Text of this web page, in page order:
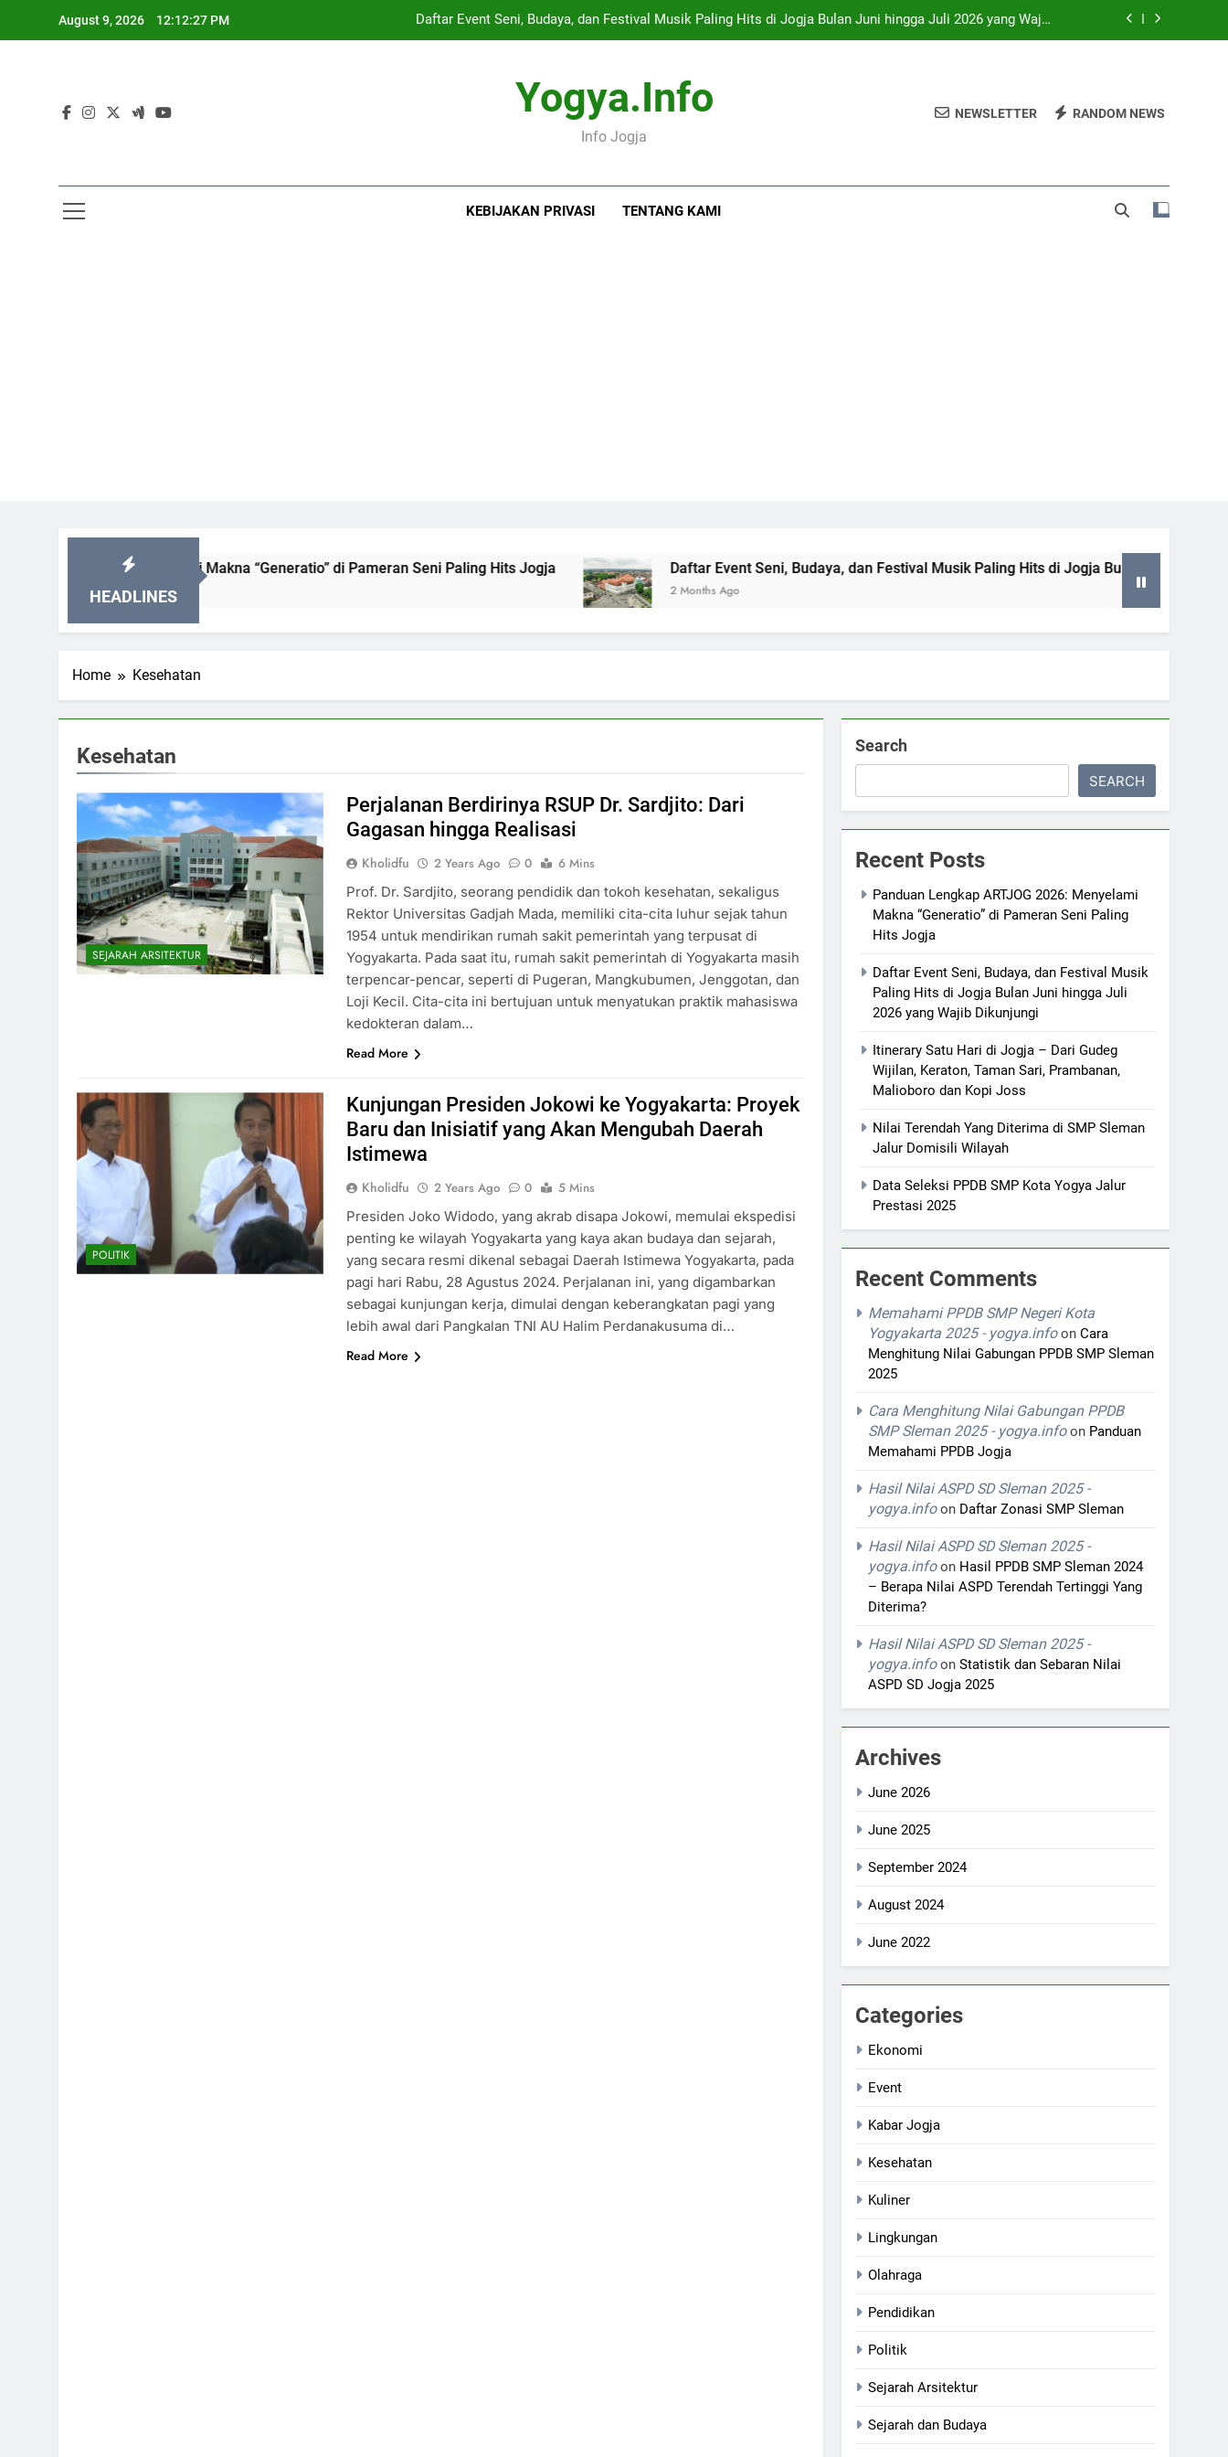
August 9, 2026 12:12:27 PM
Daftar Event Seni, Budaya, dan Festival Musik Paling Hits di Jogja Bulan Juni hingga Juli 2026 yang Wajib
Nilai Terendah Yang Diterima di SMP Sleman Jalur Domisili Wilayah
Panduan Lengkap ARTJOG 2026: Menyelami Makna “Generatio” di Pameran Seni Paling Hits Jogja
Itinerary Satu Hari di Jogja – Dari Gudeg Wijilan, Keraton, Taman Sari, Prambanan, Malioboro dan Kopi Joss
Yogya.info
Info Jogja
NEWSLETTER RANDOM NEWS
KEBIJAKAN PRIVASI TENTANG KAMI
HEADLINES
2026: Menyelami Makna “Generatio” di Pameran Seni Paling Hits Jogja Daftar Event Seni, Budaya, dan Festival Musik Paling Hits di Jogja Bulan Juni hingga Juli
2 Months Ago
Home Kesehatan
Kesehatan
SEJARAH ARSITEKTUR
Perjalanan Berdirinya RSUP Dr. Sardjito: Dari
Gagasan hingga Realisasi
Kholidfu 2 Years Ago 0
6 Mins
Prof. Dr. Sardjito, seorang pendidik dan tokoh kesehatan, sekaligus
Rektor Universitas Gadjah Mada, memiliki cita-cita luhur sejak tahun
1954 untuk mendirikan rumah sakit pemerintah yang terpusat di
Yogyakarta. Pada saat itu, rumah sakit pemerintah di Yogyakarta masih
terpencar-pencar, seperti di Pugeran, Mangkubumen, Jenggotan, dan
Loji Kecil. Cita-cita ini bertujuan untuk menyatukan praktik mahasiswa
kedokteran dalam…
Read More
POLITIK
Kunjungan Presiden Jokowi ke Yogyakarta: Proyek
Baru dan Inisiatif yang Akan Mengubah Daerah
Istimewa
Kholidfu 2 Years Ago 0
5 Mins
Presiden Joko Widodo, yang akrab disapa Jokowi, memulai ekspedisi
penting ke wilayah Yogyakarta yang kaya akan budaya dan sejarah,
yang secara resmi dikenal sebagai Daerah Istimewa Yogyakarta, pada
pagi hari Rabu, 28 Agustus 2024. Perjalanan ini, yang digambarkan
sebagai kunjungan kerja, dimulai dengan keberangkatan pagi yang
lebih awal dari Pangkalan TNI AU Halim Perdanakusuma di…
Read More
Search
SEARCH
Recent Posts
Panduan Lengkap ARTJOG 2026: Menyelami
Makna “Generatio” di Pameran Seni Paling
Hits Jogja
Daftar Event Seni, Budaya, dan Festival Musik
Paling Hits di Jogja Bulan Juni hingga Juli
2026 yang Wajib Dikunjungi
Itinerary Satu Hari di Jogja – Dari Gudeg
Wijilan, Keraton, Taman Sari, Prambanan,
Malioboro dan Kopi Joss
Nilai Terendah Yang Diterima di SMP Sleman
Jalur Domisili Wilayah
Data Seleksi PPDB SMP Kota Yogya Jalur
Prestasi 2025
Recent Comments
Memahami PPDB SMP Negeri Kota
Yogyakarta 2025 - yogya.infoonCara
Menghitung Nilai Gabungan PPDB SMP Sleman
2025
Cara Menghitung Nilai Gabungan PPDB
SMP Sleman 2025 - yogya.infoon Panduan
Memahami PPDB Jogja
Hasil Nilai ASPD SD Sleman 2025 -
yogya.infoon Daftar Zonasi SMP Sleman
Hasil Nilai ASPD SD Sleman 2025 -
yogya.infoon Hasil PPDB SMP Sleman 2024
– Berapa Nilai ASPD Terendah Tertinggi Yang
Diterima?
Hasil Nilai ASPD SD Sleman 2025 -
yogya.infoonStatistik dan Sebaran Nilai
ASPD SD Jogja 2025
Archives
June 2026
June 2025
September 2024
August 2024
June 2022
Categories
Ekonomi
Event
Kabar Jogja
Kesehatan
Kuliner
Lingkungan
Olahraga
Pendidikan
Politik
Sejarah Arsitektur
Sejarah dan Budaya